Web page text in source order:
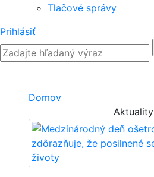
Tlačové správy
Prihlásiť
Domov
Aktuality